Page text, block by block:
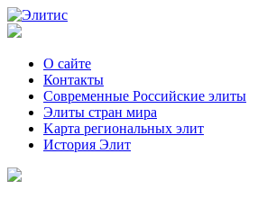
О сайте
Контакты
Современные Российские элиты
Элиты стран мира
Kартa региональных элит
История Элит